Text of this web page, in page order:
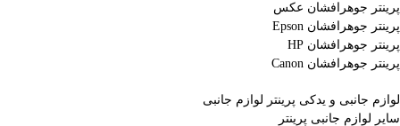
پرینتر جوهرافشان عکس
پرینتر جوهرافشان Epson
پرینتر جوهرافشان HP
پرینتر جوهرافشان Canon
لوازم جانبی و یدکی پرینتر لوازم جانبی
سایر لوازم جانبی پرینتر